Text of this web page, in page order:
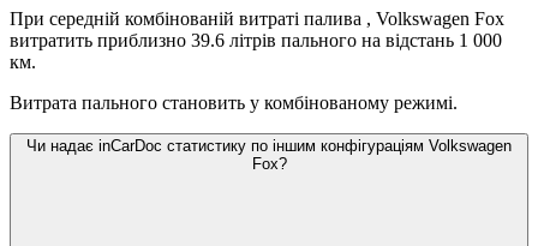
При середній комбінованій витраті палива , Volkswagen Fox
витратить приблизно 39.6 літрів пального на відстань 1 000
км.
Витрата пального становить у комбінованому режимі.
Чи надає inCarDoc статистику по іншим конфігураціям Volkswagen
Fox?